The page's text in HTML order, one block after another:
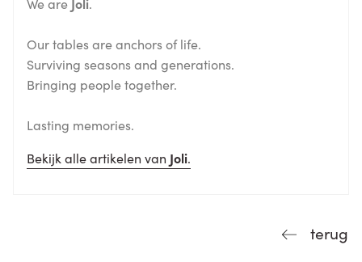
Our tables are anchors of life.
Surviving seasons and generations.
Bringing people together.
Lasting memories.
Bekijk alle artikelen van Joli.
terug